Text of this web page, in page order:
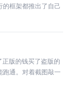
的框架都推出了自己
等。…
正版的钱买了盗版的
跑通。对着截图敲一